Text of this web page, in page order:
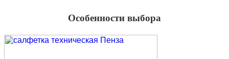
Особенности выбора